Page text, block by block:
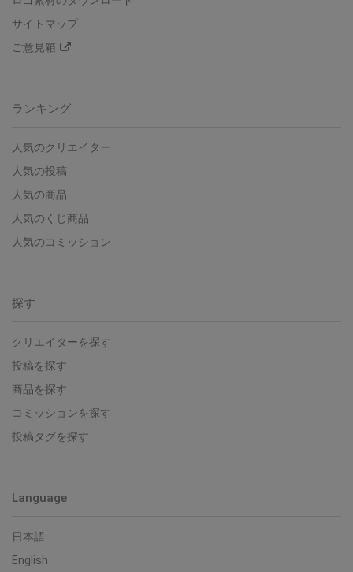
サイトマップ
ご意見箱
ランキング
人気のクリエイター
人気の投稿
人気の商品
人気のくじ商品
人気のコミッション
探す
クリエイターを探す
投稿を探す
商品を探す
コミッションを探す
投稿タグを探す
Language
日本語
English